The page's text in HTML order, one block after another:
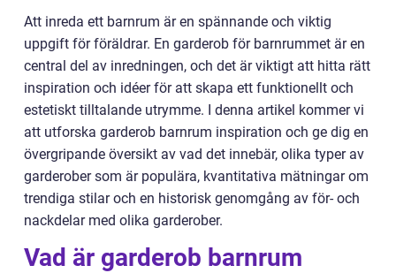
Att inreda ett barnrum är en spännande och viktig
uppgift för föräldrar. En garderob för barnrummet är en
central del av inredningen, och det är viktigt att hitta rätt
inspiration och idéer för att skapa ett funktionellt och
estetiskt tilltalande utrymme. I denna artikel kommer vi
att utforska garderob barnrum inspiration och ge dig en
övergripande översikt av vad det innebär, olika typer av
garderober som är populära, kvantitativa mätningar om
trendiga stilar och en historisk genomgång av för- och
nackdelar med olika garderober.
Vad är garderob barnrum